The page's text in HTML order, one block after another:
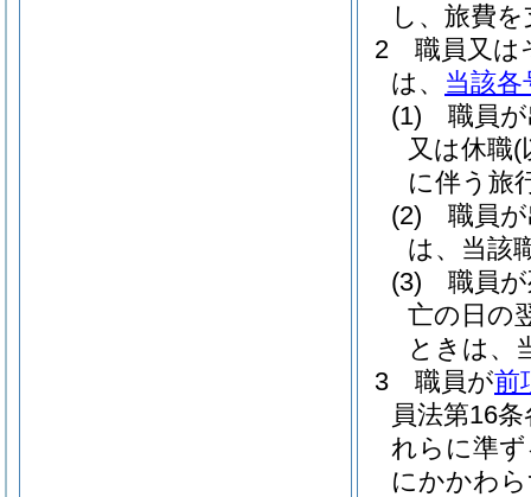
し、旅費
2
職員又は
は、 当該各
(1)
職員
又は休職(
に伴う旅
(2)
職員
は、当該
(3)
職員
亡の日の
ときは、
3
職員が前
員法第16
れらに準
にかかわ